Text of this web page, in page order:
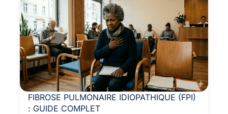
FIBROSE PULMONAIRE IDIOPATHIQUE (FPI)
: GUIDE COMPLET